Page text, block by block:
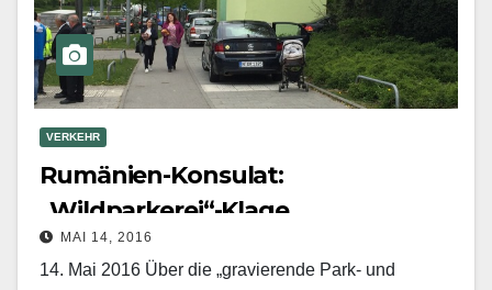
VERKEHR
Rumänien-Konsulat:
„Wildparkerei“-Klage
MAI 14, 2016
14. Mai 2016 Über die „gravierende Park- und